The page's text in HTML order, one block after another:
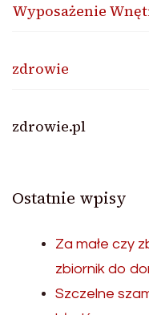
Wyposażenie
zdrowie
zdrowie.pl
Ostatnie wpisy
Za małe czy
zbiornik do
Szczelne